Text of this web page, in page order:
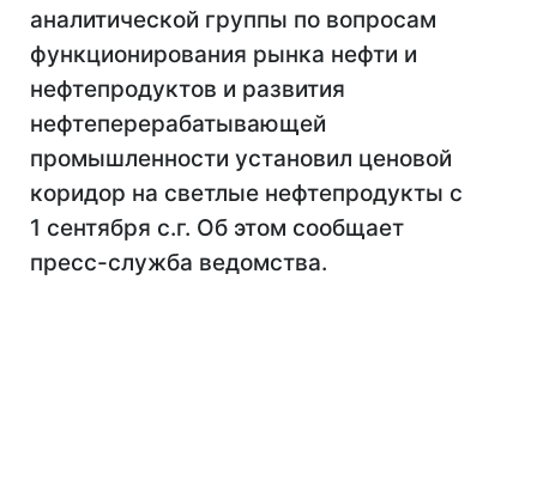
аналитической группы по вопросам
функционирования рынка нефти и
нефтепродуктов и развития
нефтеперерабатывающей
промышленности установил ценовой
коридор на светлые нефтепродукты с
1 сентября с.г. Об этом сообщает
пресс-служба ведомства.